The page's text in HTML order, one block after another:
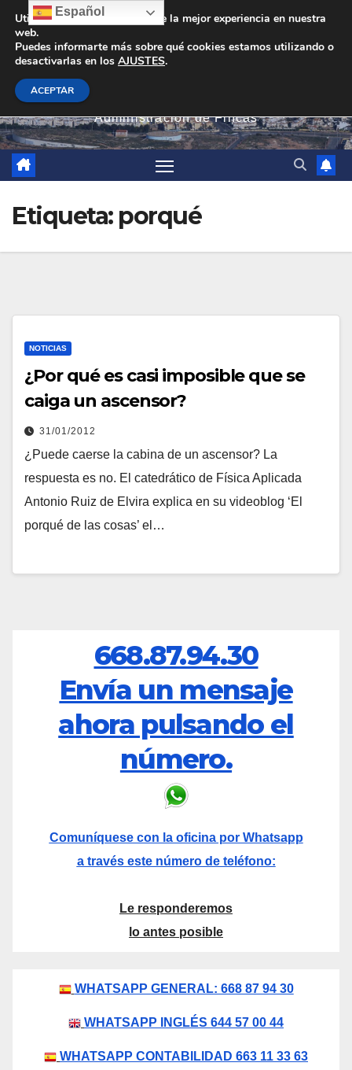
contenido
Administración de Fincas
Etiqueta: porqué
NOTICIAS
¿Por qué es casi imposible que se
caiga un ascensor?
31/01/2012
¿Puede caerse la cabina de un ascensor? La
respuesta es no. El catedrático de Física Aplicada
Antonio Ruiz de Elvira explica en su videoblog ‘El
porqué de las cosas’ el…
668.87.94.30
Envía un mensaje
ahora pulsando el
número.
Comuníquese con la oficina por Whatsapp
a través este número de teléfono:
Le responderemos
lo antes posible
WHATSAPP GENERAL: 668 87 94 30
WHATSAPP INGLÉS 644 57 00 44
WHATSAPP CONTABILIDAD 663 11 33 63
Español
Utilizamos cookies para darte la mejor experiencia en nuestra
web.
Puedes informarte más sobre qué cookies estamos utilizando o
desactivarlas en los AJUSTES.
ACEPTAR